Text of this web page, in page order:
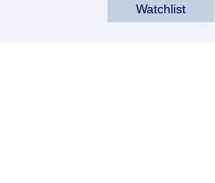
Watchlist